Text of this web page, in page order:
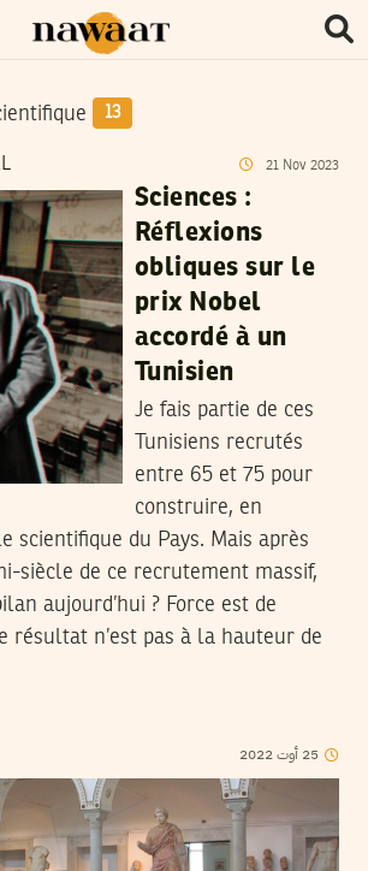
13
21 Nov 2023
Sciences :
Réflexions
obliques sur le
prix Nobel
accordé à un
Tunisien
Je fais partie de ces
Tunisiens recrutés
entre 65 et 75 pour
construire, en
scientifique du Pays. Mais après
siècle de ce recrutement massif,
aujourd’hui ? Force est de
résultat n’est pas à la hauteur de
25 أوت2022